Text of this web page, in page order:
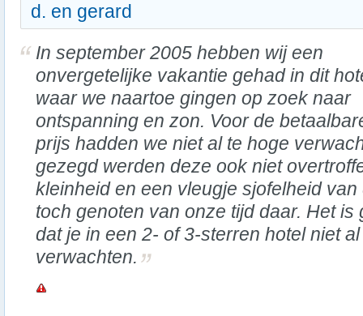
d. en gerard
In september 2005 hebben wij een
onvergetelijke vakantie gehad in dit
waar we naartoe gingen op zoek naar
ontspanning en zon. Voor de
prijs hadden we niet al te hoge
gezegd werden deze ook niet
kleinheid en een vleugje sjofelheid
toch genoten van onze tijd daar. Het is
dat je in een 2- of 3-sterren hotel niet
verwachten.